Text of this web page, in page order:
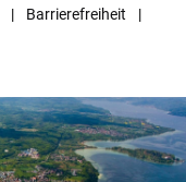
Barrierefreiheit